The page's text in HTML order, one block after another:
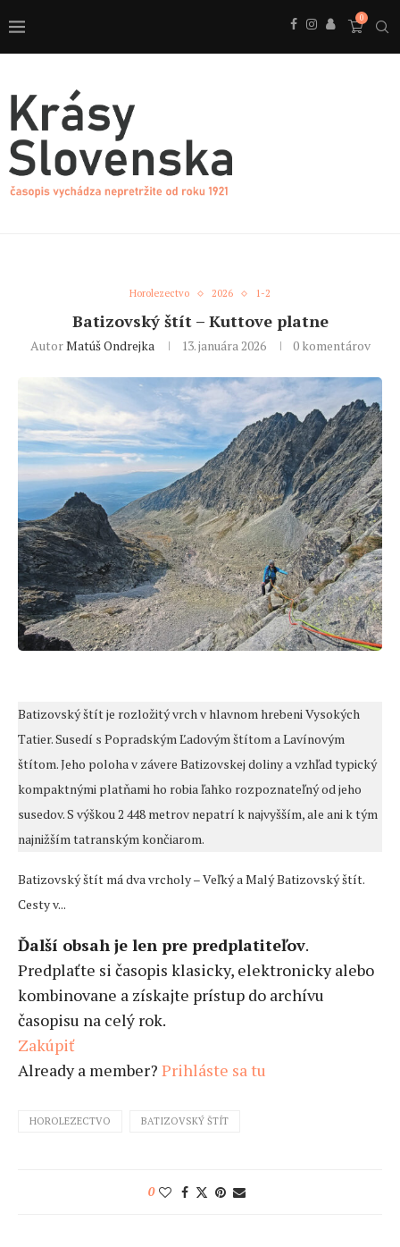
0
Horolezectvo 2026 1-2
Batizovský štít – Kuttove platne
AutorMatúš Ondrejka 13. januára 2026 0 komentárov
Batizovský štít je rozložitý vrch v hlavnom hrebeni Vysokých
Tatier. Susedí s Popradským Ľadovým štítom a Lavínovým
štítom. Jeho poloha v závere Batizovskej doliny a vzhľad typický
kompaktnými platňami ho robia ľahko rozpoznateľný od jeho
susedov. S výškou 2 448 metrov nepatrí k najvyšším, ale ani k tým
najnižším tatranským končiarom.
Batizovský štít má dva vrcholy – Veľký a Malý Batizovský štít.
Cesty v...
Ďalší obsah je len pre predplatiteľov.
Predplaťte si časopis klasicky, elektronicky alebo
kombinovane a získajte prístup do archívu
časopisu na celý rok.
Zakúpiť
Already a member? Prihláste sa tu
HOROLEZECTVO BATIZOVSKÝ ŠTÍT
0